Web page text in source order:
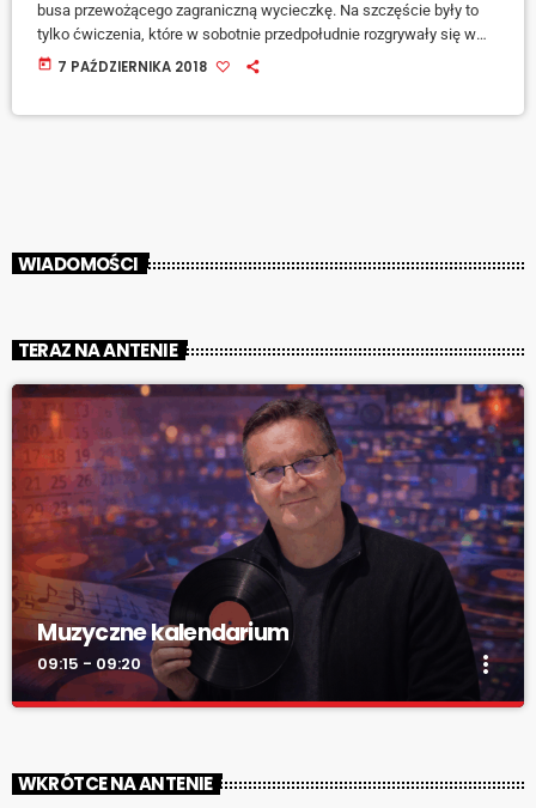
busa przewożącego zagraniczną wycieczkę. Na szczęście były to
tylko ćwiczenia, które w sobotnie przedpołudnie rozgrywały się w
Rydułtowach. Realistycznie ucharakteryzowani ranni, kilka wozów
today 7 PAŹDZIERNIKA 2018
WIADOMOŚCI
TERAZ NA ANTENIE
Muzyczne kalendarium
09:15 - 09:20 more_vert
muzyki. Rocznice, premiery, anegdoty i najlepsze brzmienia –
WKRÓTCE NA ANTENIE